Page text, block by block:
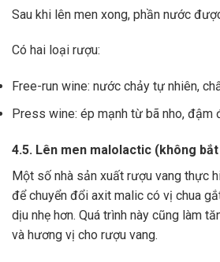
Sau khi lên men xong, phần nước
Có hai loại rượu:
Free-run wine: nước chảy tự nhiên,
Press wine: ép mạnh từ bã nho, đậm
4.5. Lên men malolactic (không
Một số nhà sản xuất rượu vang thực
để chuyển đổi axit malic có vị chua
dịu nhẹ hơn. Quá trình này cũng làm
và hương vị cho rượu vang.